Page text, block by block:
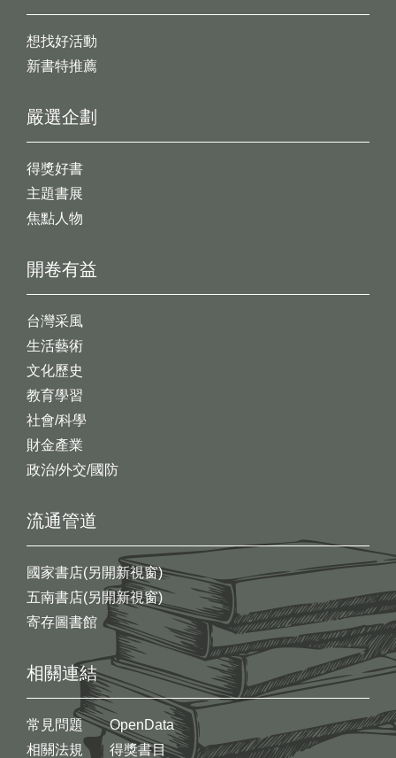
想找好活動
新書特推薦
開卷有益
台灣采風
生活藝術
文化歷史
教育學習
社會/科學
財金產業
政治/外交/國防
嚴選企劃
得獎好書
主題書展
焦點人物
流通管道
國家書店(另開新視窗)
五南書店(另開新視窗)
寄存圖書館
相關連結
常見問題
相關法規
OpenData
得獎書目